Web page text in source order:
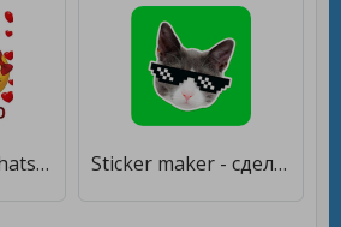
Стикеры для WhatsApp, смайлики [Premium] Sticker maker - сделать стикеры для whatsapp [Полная версия]